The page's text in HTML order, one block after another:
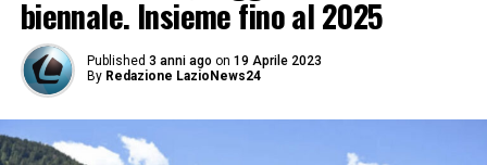
biennale. Insieme fino al 2025
Published 3 anni ago on 19 Aprile 2023
By Redazione LazioNews24